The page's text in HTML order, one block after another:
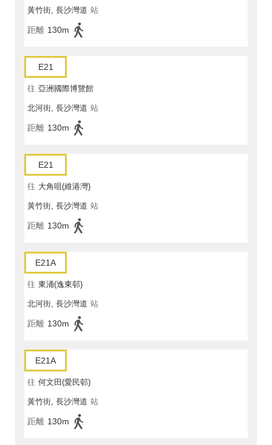
黃竹街, 長沙灣道 站
距離 130m
E21
往 亞洲國際博覽館
北河街, 長沙灣道 站
距離 130m
E21
往 大角咀(維港灣)
黃竹街, 長沙灣道 站
距離 130m
E21A
往 東涌(逸東邨)
北河街, 長沙灣道 站
距離 130m
E21A
往 何文田(愛民邨)
黃竹街, 長沙灣道 站
距離 130m